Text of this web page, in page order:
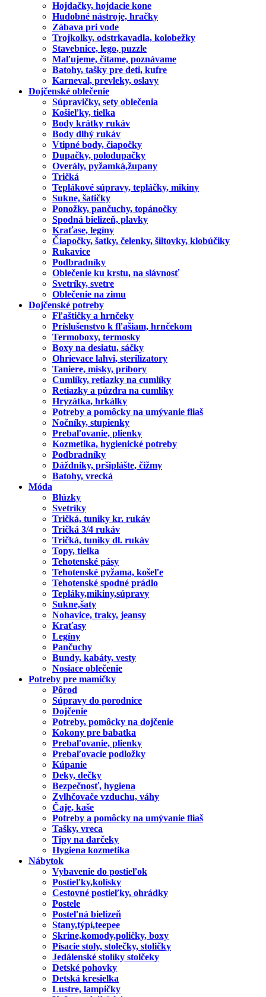
Hojdačky, hojdacie kone
Hudobné nástroje, hračky
Zábava pri vode
Trojkolky, odstrkavadla, kolobežky
Stavebnice, lego, puzzle
Maľujeme, čítame, poznávame
Batohy, tašky pre deti, kufre
Karneval, prevleky, oslavy
Dojčenské oblečenie
Súpravičky, sety oblečenia
Košieľky, tielka
Body krátky rukáv
Body dlhý rukáv
Vtipné body, čiapočky
Dupačky, polodupačky
Overály, pyžamká,župany
Tričká
Teplákové súpravy, tepláčky, mikiny
Sukne, šatičky
Ponožky, pančuchy, topánočky
Spodná bielizeň, plavky
Kraťase, legíny
Čiapočky, šatky, čelenky, šiltovky, klobúčiky
Rukavice
Podbradníky
Oblečenie ku krstu, na slávnosť
Svetríky, svetre
Oblečenie na zimu
Dojčenské potreby
Fľaštičky a hrnčeky
Príslušenstvo k fľašiam, hrnčekom
Termoboxy, termosky
Boxy na desiatu, sáčky
Ohrievace lahvi, sterilizatory
Taniere, misky, príbory
Cumlíky, retiazky na cumlíky
Retiazky a púzdra na cumlíky
Hryzátka, hrkálky
Potreby a pomôcky na umývanie fliaš
Nočníky, stupienky
Prebaľovanie, plienky
Kozmetika, hygienické potreby
Podbradníky
Dáždniky, pršiplášte, čižmy
Batohy, vrecká
Móda
Blúzky
Svetríky
Tričká, tuniky kr. rukáv
Tričká 3/4 rukáv
Tričká, tuniky dl. rukáv
Topy, tielka
Tehotenské pásy
Tehotenské pyžama, košeľe
Tehotenské spodné prádlo
Tepláky,mikiny,súpravy
Sukne,šaty
Nohavice, traky, jeansy
Kraťasy
Legíny
Pančuchy
Bundy, kabáty, vesty
Nosiace oblečenie
Potreby pre mamičky
Pôrod
Súpravy do porodnice
Dojčenie
Potreby, pomôcky na dojčenie
Kokony pre babatka
Prebaľovanie, plienky
Prebaľovacie podložky
Kúpanie
Deky, dečky
Bezpečnosť, hygiena
Zvlhčovače vzduchu, váhy
Čaje, kaše
Potreby a pomôcky na umývanie fliaš
Tašky, vreca
Tipy na darčeky
Hygiena kozmetika
Nábytok
Vybavenie do postieľok
Postieľky,kolísky
Cestovné postieľky, ohrádky
Postele
Posteľná bielizeň
Stany,týpí,teepee
Skrine,komody,poličky, boxy
Písacie stoly, stolečky, stoličky
Jedálenské stolíky stolčeky
Detské pohovky
Detská kresielka
Lustre, lampičky